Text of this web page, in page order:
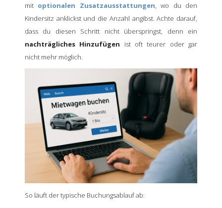
mit optionalen Zusatzausstattungen, wo du den
Kindersitz anklickst und die Anzahl angibst. Achte darauf,
dass du diesen Schritt nicht überspringst, denn ein
nachträgliches Hinzufügen ist oft teurer oder gar
nicht mehr möglich.
So läuft der typische Buchungsablauf ab: